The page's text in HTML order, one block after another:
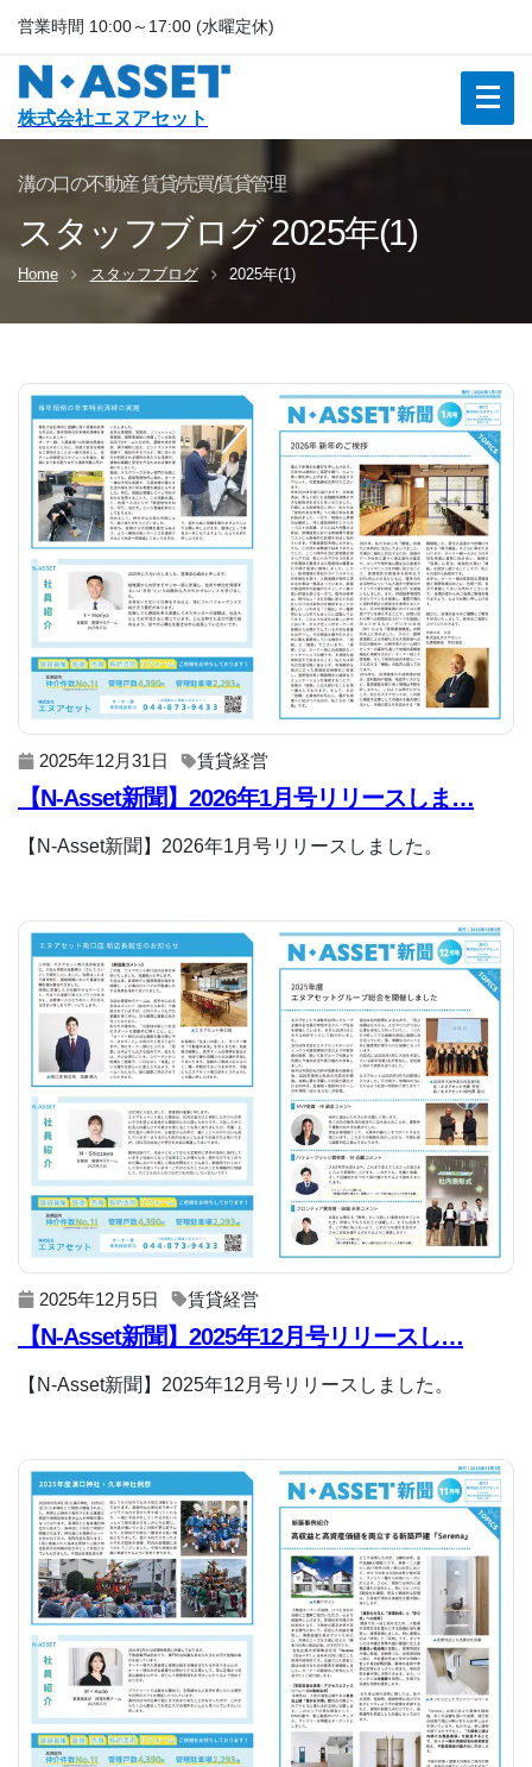
営業時間 10:00～17:00 (水曜定休)
株式会社エヌアセット
溝の口の不動産 賃貸/売買/賃貸管理
スタッフブログ 2025年(1)
Home スタッフブログ 2025年(1)
2025年12月31日 賃貸経営
【N-Asset新聞】2026年1月号リリースしま…
【N-Asset新聞】2026年1月号リリースしました。
2025年12月5日 賃貸経営
【N-Asset新聞】2025年12月号リリースし…
【N-Asset新聞】2025年12月号リリースしました。